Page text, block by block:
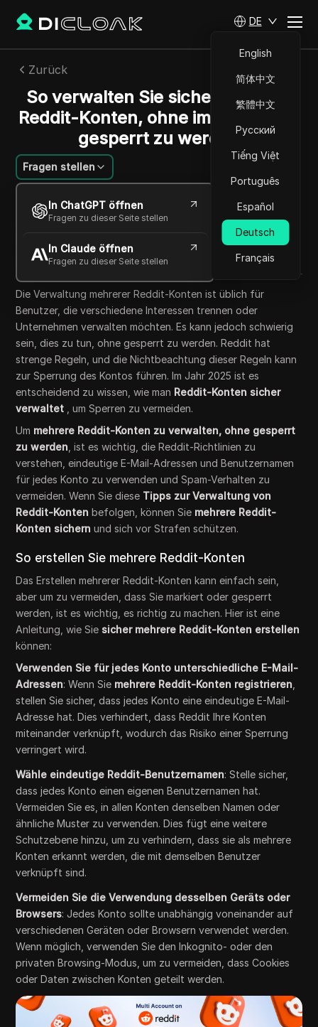
DE
English
简体中文
繁體中文
Русский
Tiếng Việt
Português
Español
Deutsch
Français
Zurück
So verwalten Sie sicher mehrere
Reddit-Konten, ohne im Jahr 2025
gesperrt zu werden
Fragen stellen
In ChatGPT öffnen
Fragen zu dieser Seite stellen
In Claude öffnen
Fragen zu dieser Seite stellen
Grace
11 Okt. 2025 5 min lesen
Copy Link
Die Verwaltung mehrerer Reddit-Konten ist üblich für
Benutzer, die verschiedene Interessen trennen oder
Unternehmen verwalten möchten. Es kann jedoch schwierig
sein, dies zu tun, ohne gesperrt zu werden. Reddit hat
strenge Regeln, und die Nichtbeachtung dieser Regeln kann
zur Sperrung des Kontos führen. Im Jahr 2025 ist es
entscheidend zu wissen, wie man Reddit-Konten sicher
verwaltet , um Sperren zu vermeiden.
Um mehrere Reddit-Konten zu verwalten, ohne gesperrt
zu werden , ist es wichtig, die Reddit-Richtlinien zu
verstehen, eindeutige E-Mail-Adressen und Benutzernamen
für jedes Konto zu verwenden und Spam-Verhalten zu
vermeiden. Wenn Sie diese Tipps zur Verwaltung von
Reddit-Konten befolgen, können Sie mehrere Reddit-
Konten sichern und sich vor Strafen schützen.
So erstellen Sie mehrere Reddit-Konten
Das Erstellen mehrerer Reddit-Konten kann einfach sein,
aber um zu vermeiden, dass Sie markiert oder gesperrt
werden, ist es wichtig, es richtig zu machen. Hier ist eine
Anleitung, wie Sie sicher mehrere Reddit-Konten erstellen
können:
Verwenden Sie für jedes Konto unterschiedliche E-Mail-
Adressen: Wenn Sie mehrere Reddit-Konten registrieren
stellen Sie sicher, dass jedes Konto eine eindeutige E-Mail-
Adresse hat. Dies verhindert, dass Reddit Ihre Konten
miteinander verknüpft, wodurch das Risiko einer Sperrung
verringert wird.
Wähle eindeutige Reddit-Benutzernamen: Stelle sicher,
dass jedes Konto einen eigenen Benutzernamen hat.
Vermeiden Sie es, in allen Konten denselben Namen oder
ähnliche Muster zu verwenden. Dies fügt eine weitere
Schutzebene hinzu, um zu verhindern, dass sie als mehrere
Konten erkannt werden, die mit demselben Benutzer
verknüpft sind.
Vermeiden Sie die Verwendung desselben Geräts oder
Browsers: Jedes Konto sollte unabhängig voneinander auf
verschiedenen Geräten oder Browsern verwendet werden.
Wenn möglich, verwenden Sie den Inkognito- oder den
privaten Browsing-Modus, um zu vermeiden, dass Cookies
oder Daten zwischen Konten geteilt werden.